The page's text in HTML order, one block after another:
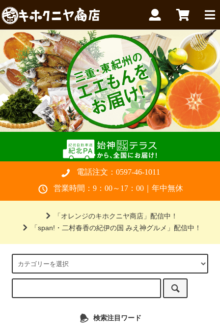
電話注文： 0597-46-1011
営業時間：9：00～17：00｜年中無休
「オレンジのキホクニヤ商店」配信中！
「span!・二村春香の紀伊の国 みえ神グルメ」配信中！
検索注目ワード